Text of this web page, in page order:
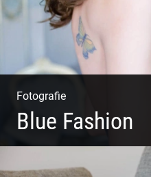
Fotografie
Blue Fashion